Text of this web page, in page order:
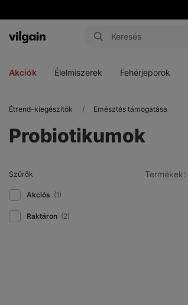
Vilgain
Akciók Élelmiszerek Fehérjeporok
Étrend-kiegészítők Emésztés támogatása
Probiotikumok
Termékek:
Szűrők
Akciós (1)
Raktáron (2)